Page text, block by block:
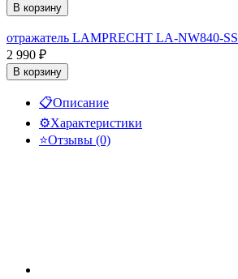
В корзину
отражатель LAMPRECHT LA-NW840-SS
2 990 ₽
В корзину
📋Описание
⚙️Характеристики
⭐Отзывы (0)